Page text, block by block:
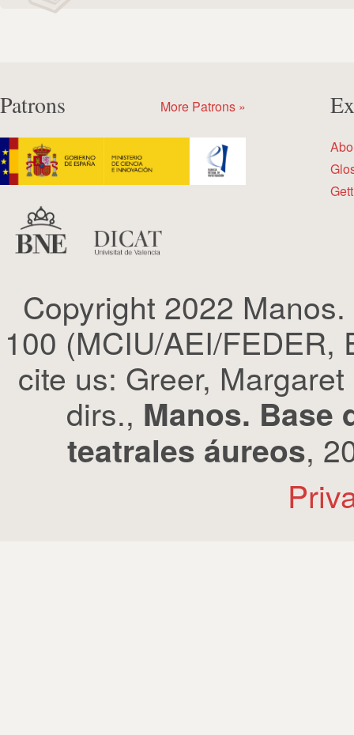
Patrons More Patrons »
Copyright 2022
100 (MCIU/AEI/
cite us: Greer,
dirs., Manos. Base
teatrales áureos,